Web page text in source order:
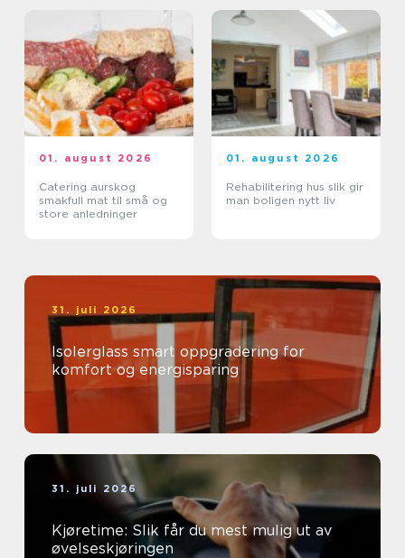
01. august 2026
Catering aurskog
smakfull mat til små og
store anledninger
01. august 2026
Rehabilitering hus slik gir
man boligen nytt liv
31. juli 2026
Isolerglass smart oppgradering for
komfort og energisparing
31. juli 2026
Kjøretime: Slik får du mest mulig ut av
øvelseskjøringen